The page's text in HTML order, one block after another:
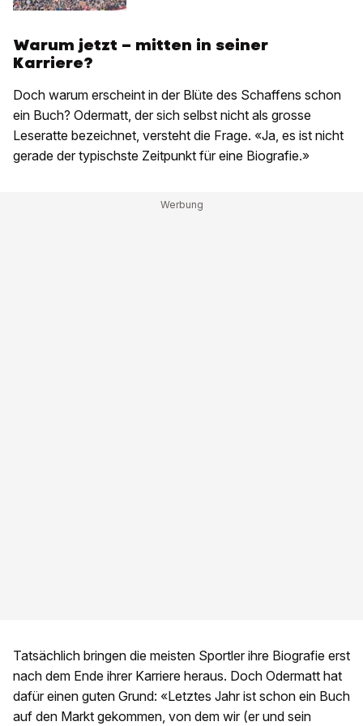
Warum jetzt – mitten in seiner
Karriere?
Doch warum erscheint in der Blüte des Schaffens schon
ein Buch? Odermatt, der sich selbst nicht als grosse
Leseratte bezeichnet, versteht die Frage. «Ja, es ist nicht
gerade der typischste Zeitpunkt für eine Biografie.»
Tatsächlich bringen die meisten Sportler ihre Biografie erst
nach dem Ende ihrer Karriere heraus. Doch Odermatt hat
dafür einen guten Grund: «Letztes Jahr ist schon ein Buch
auf den Markt gekommen, von dem wir (er und sein